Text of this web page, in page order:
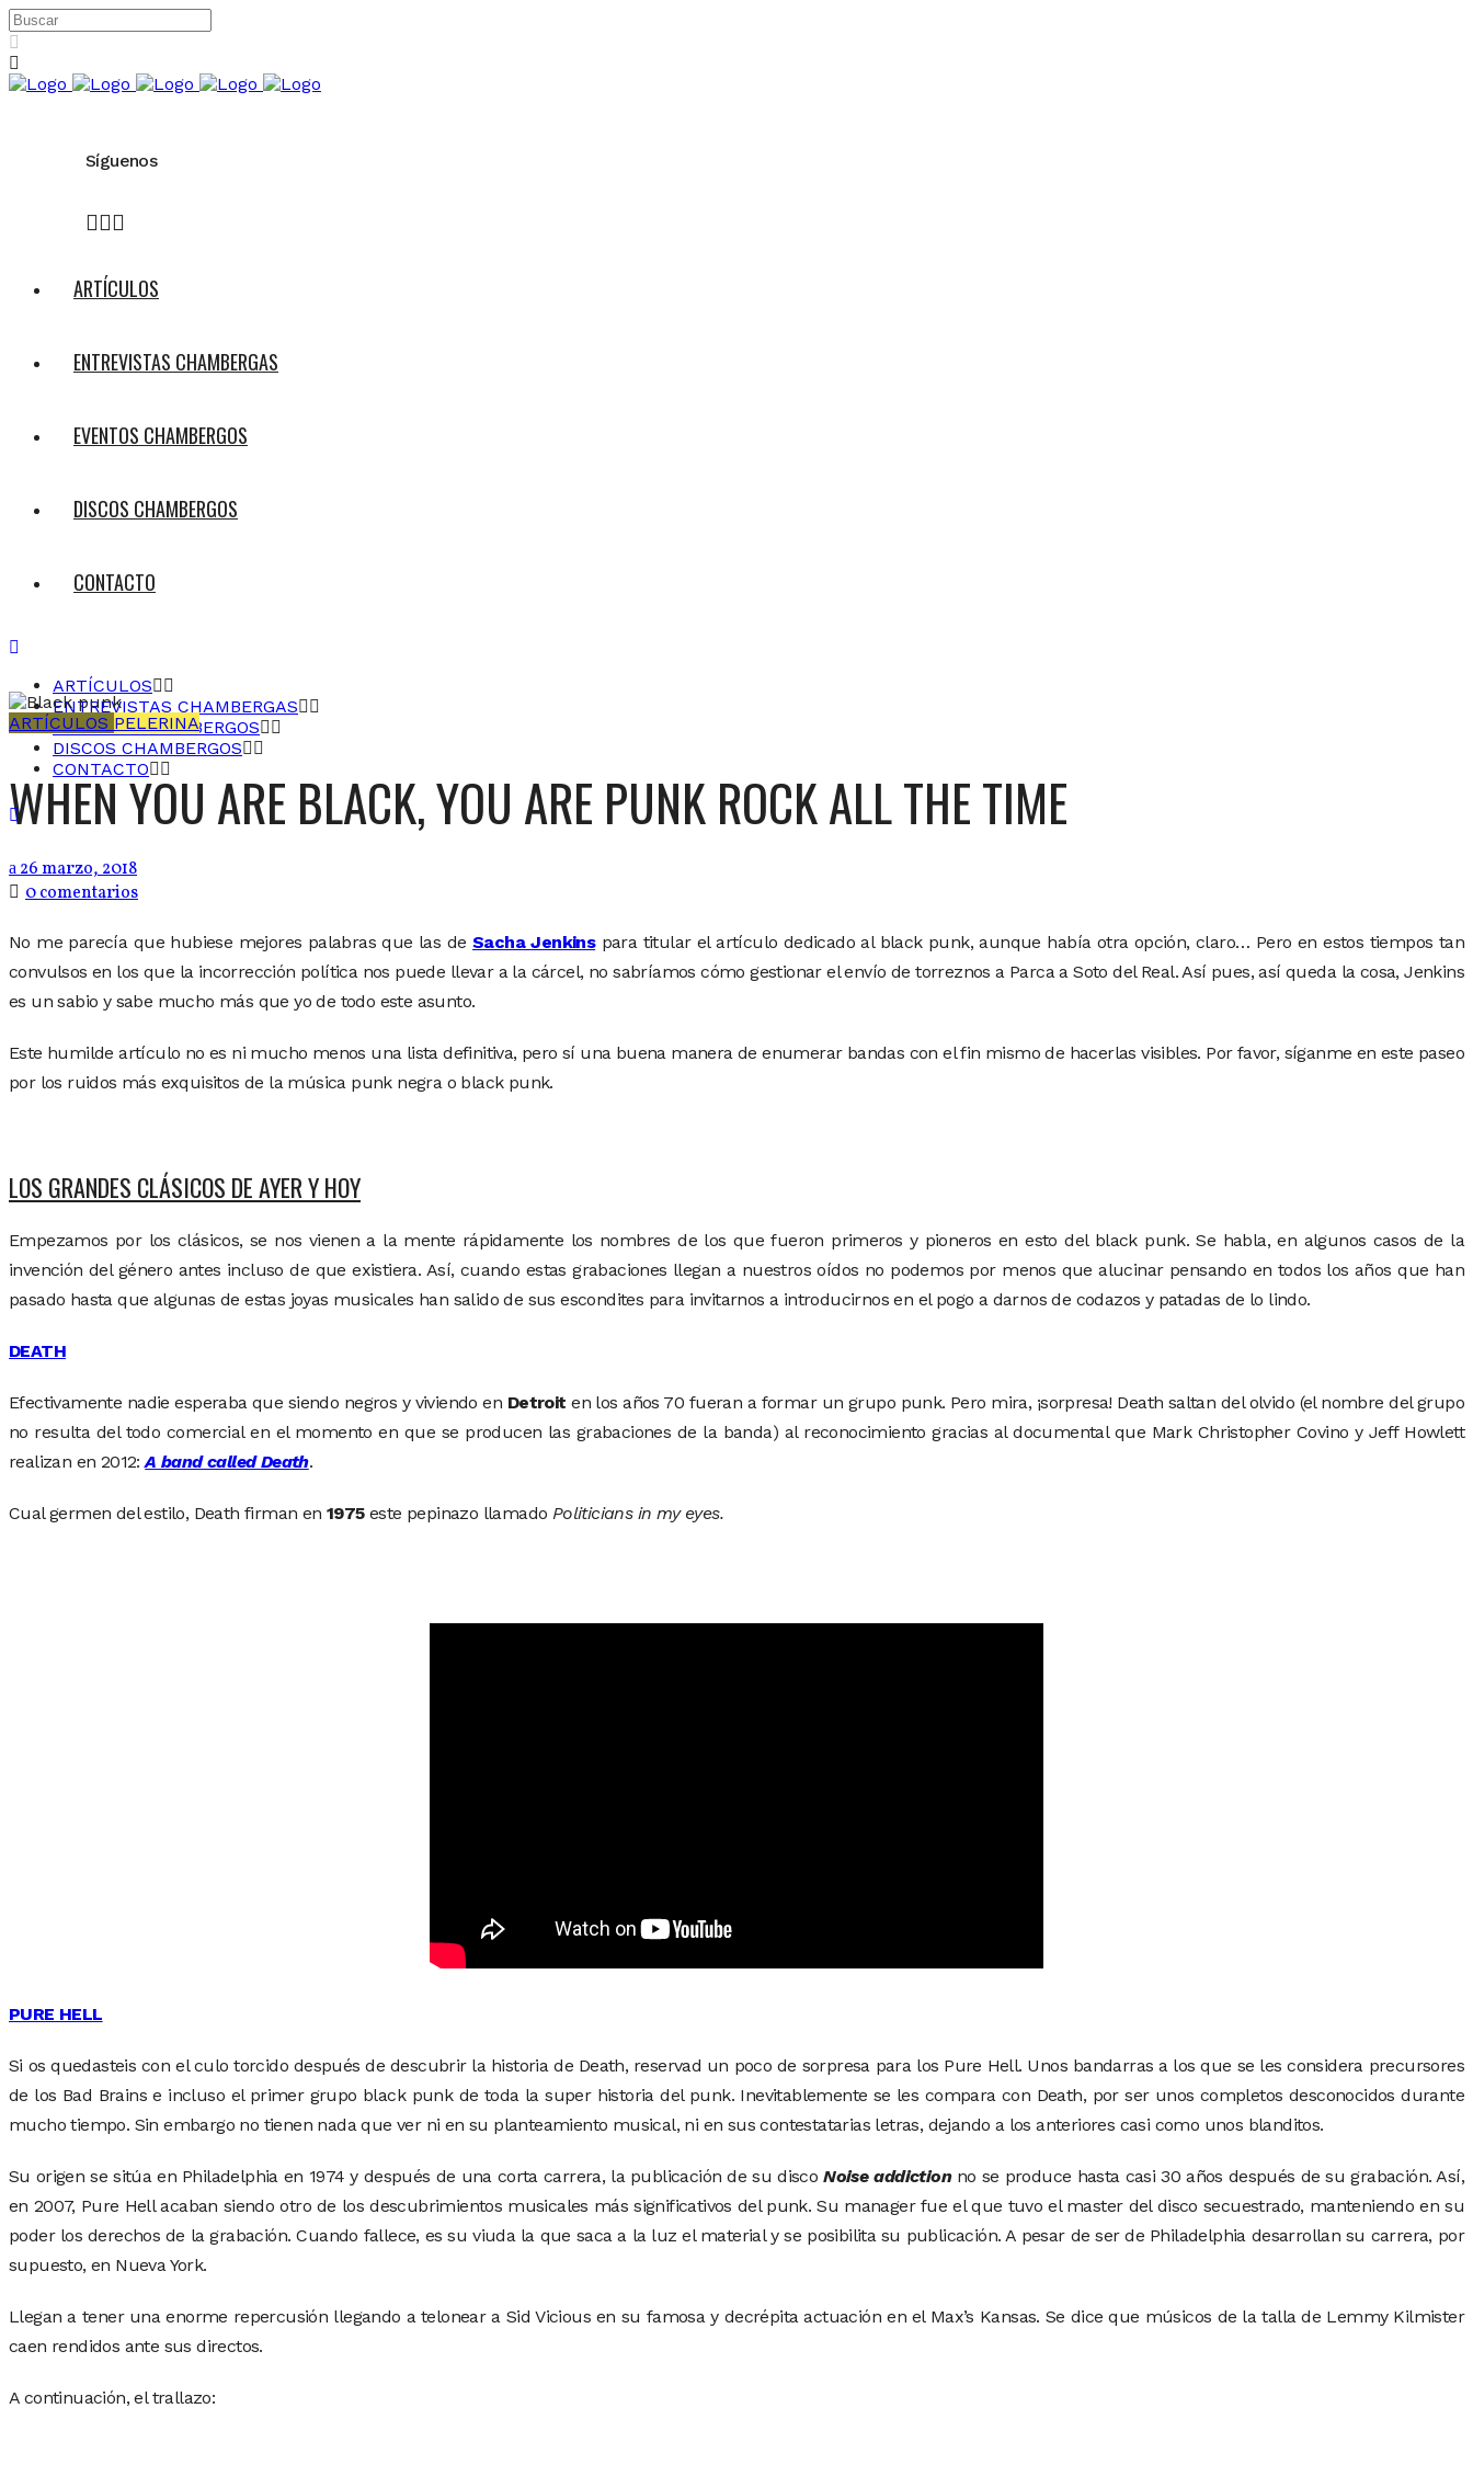
Síguenos
ARTÍCULOS
ENTREVISTAS CHAMBERGAS
EVENTOS CHAMBERGOS
DISCOS CHAMBERGOS
CONTACTO
ARTÍCULOS
ENTREVISTAS CHAMBERGAS
EVENTOS CHAMBERGOS
DISCOS CHAMBERGOS
CONTACTO
ARTÍCULOS PELERINA
WHEN YOU ARE BLACK, YOU ARE PUNK ROCK ALL THE TIME
26 marzo, 2018
0 comentarios
No me parecía que hubiese mejores palabras que las de Sacha Jenkinspara titular el artículo dedicado al black punk, aunque había otra opción, claro… Pero en estos tiempos tan
convulsos en los que la incorrección política nos puede llevar a la cárcel, no sabríamos cómo gestionar el envío de torreznos a Parca a Soto del Real. Así pues, así queda la cosa, Jenkins
es un sabio y sabe mucho más que yo de todo este asunto.
Este humilde artículo no es ni mucho menos una lista definitiva, pero sí una buena manera de enumerar bandas con el fin mismo de hacerlas visibles. Por favor, síganme en este paseo
por los ruidos más exquisitos de la música punk negra o black punk.
LOS GRANDES CLÁSICOS DE AYER Y HOY
Empezamos por los clásicos, se nos vienen a la mente rápidamente los nombres de los que fueron primeros y pioneros en esto del black punk. Se habla, en algunos casos de la
invención del género antes incluso de que existiera. Así, cuando estas grabaciones llegan a nuestros oídos no podemos por menos que alucinar pensando en todos los años que han
pasado hasta que algunas de estas joyas musicales han salido de sus escondites para invitarnos a introducirnos en el pogo a darnos de codazos y patadas de lo lindo.
DEATH
Efectivamente nadie esperaba que siendo negros y viviendo en Detroit en los años 70 fueran a formar un grupo punk. Pero mira, ¡sorpresa! Death saltan del olvido (el nombre del grupo
no resulta del todo comercial en el momento en que se producen las grabaciones de la banda) al reconocimiento gracias al documental que Mark Christopher Covino y Jeff Howlett
realizan en 2012:A band called Death.
Cual germen del estilo, Death firman en 1975este pepinazo llamado Politicians in my eyes.
PURE HELL
Si os quedasteis con el culo torcido después de descubrir la historia de Death, reservad un poco de sorpresa para los Pure Hell. Unos bandarras a los que se les considera precursores
de los Bad Brains e incluso el primer grupo black punk de toda la super historia del punk. Inevitablemente se les compara con Death, por ser unos completos desconocidos durante
mucho tiempo. Sin embargo no tienen nada que ver ni en su planteamiento musical, ni en sus contestatarias letras, dejando a los anteriores casi como unos blanditos.
Su origen se sitúa en Philadelphia en 1974 y después de una corta carrera, la publicación de su discoNoise addiction no se produce hasta casi 30 años después de su grabación. Así,
en 2007, Pure Hell acaban siendo otro de los descubrimientos musicales más significativos del punk. Su manager fue el que tuvo el master del disco secuestrado, manteniendo en su
poder los derechos de la grabación. Cuando fallece, es su viuda la que saca a la luz el material y se posibilita su publicación. A pesar de ser de Philadelphia desarrollan su carrera, por
supuesto, en Nueva York.
Llegan a tener una enorme repercusión llegando a telonear a Sid Vicious en su famosa y decrépita actuación en el Max’s Kansas. Se dice que músicos de la talla de Lemmy Kilmister
caen rendidos ante sus directos.
A continuación, el trallazo: